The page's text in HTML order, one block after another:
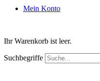
Mein Konto
Ihr Warenkorb ist leer.
Suchbegriffe